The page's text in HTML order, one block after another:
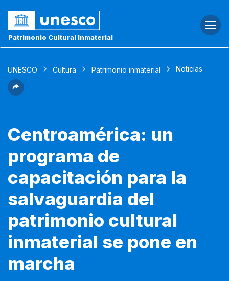
Patrimonio Cultural Inmaterial
UNESCO Cultura Patrimonio inmaterial Noticias
Centroamérica: un
programa de
capacitación para la
salvaguardia del
patrimonio cultural
inmaterial se pone en
marcha